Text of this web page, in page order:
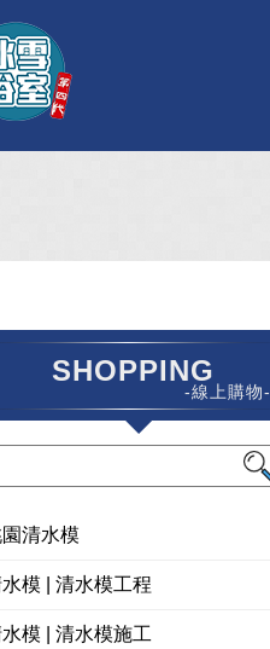
SHOPPING
-線上購物-
清水模
模 | 清水模工程
模 | 清水模施工